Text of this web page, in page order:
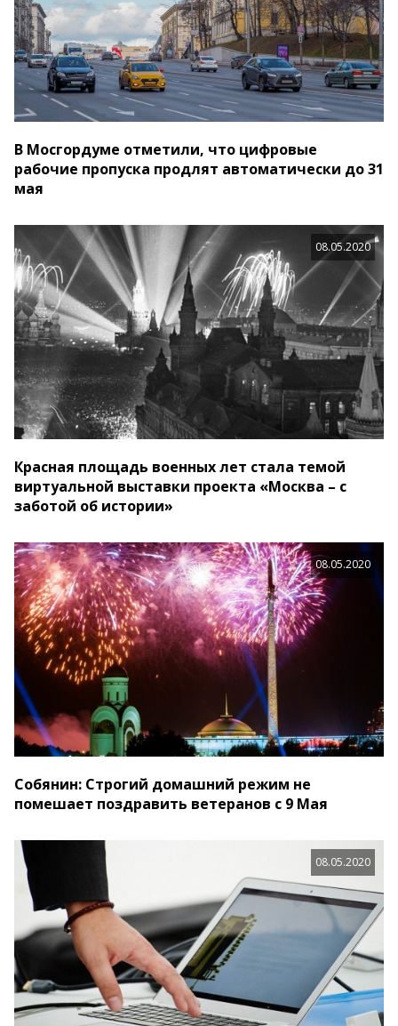
В Мосгордуме отметили, что цифровые
рабочие пропуска продлят автоматически до 31
мая
08.05.2020
Красная площадь военных лет стала темой
виртуальной выставки проекта «Москва – с
заботой об истории»
08.05.2020
Собянин: Строгий домашний режим не
помешает поздравить ветеранов с 9 Мая
08.05.2020